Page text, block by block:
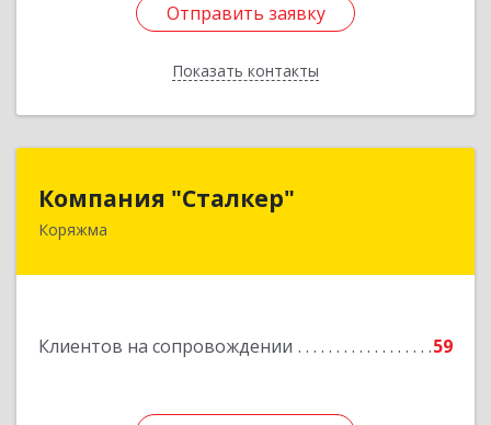
Отправить заявку
Показать контакты
Отправить заявку
Назад
Компания "Сталкер"
Коряжма
Клиентов на сопровождении 59